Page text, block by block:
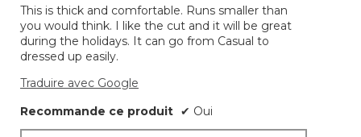
5.
This is thick and comfortable. Runs smaller than
you would think. I like the cut and it will be great
during the holidays. It can go from Casual to
dressed up easily.
Traduire avec Google
Recommande ce produit ✔ Oui